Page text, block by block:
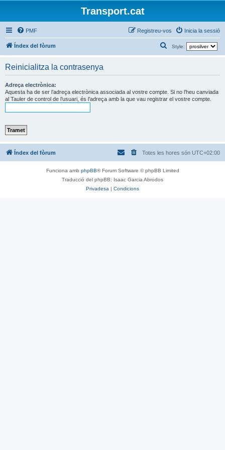
Transport.cat
PMF Inicia la sessió
Registreu-vos
Índex del fòrum Style:
e
a
Reinicialitza la contrasenya
Adreça electrònica:
Aquesta ha de ser l’adreça electrònica associada al vostre compte. Si no l’heu canviada
al Tauler de control de l’usuari, és l’adreça amb la que vau registrar el vostre compte.
Índex del fòrum Totes les hores són UTC+02:00
Funciona amb phpBB® Forum Software © phpBB Limited
Traducció del phpBB: Isaac Garcia Abrodos
Privadesa | Condicions